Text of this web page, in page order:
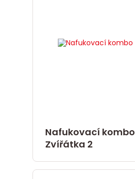
Nafukovací kombo
Zvířátka 2